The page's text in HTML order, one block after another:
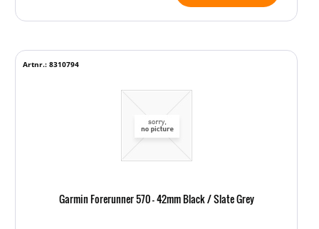
Garmin Forerunner 570 - 42mm Black / Slate Grey
Artnr.: 8310794